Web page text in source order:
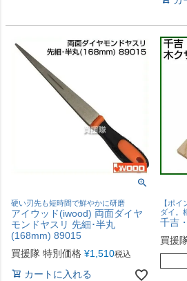
硬い刃先も短時間で鮮やかに研磨
アイウッド(iwood) 両面ダイヤ
モンドヤスリ 先細･半丸
(168mm) 89015
買援隊 特別価格 ¥1,510税込
カートに入れる
【ポ
ダイ。
千吉
買援